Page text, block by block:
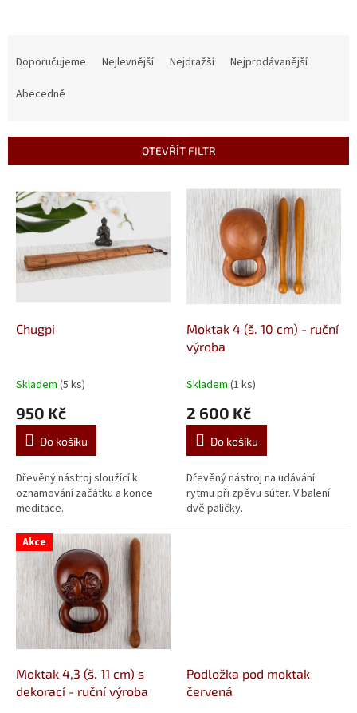
r
Doporučujeme Nejlevnější Nejdražší
Nejprodávanější
Abecedně
OTEVŘÍT FILTR
V
p
Chugpi
Skladem (5 ks)
950 Kč
Do košíku
Dřevěný nástroj sloužící k
oznamování začátku a konce
meditace.
Moktak 4 (š. 10 cm) - ruční
výroba
Skladem (1 ks)
2 600 Kč
Do košíku
Dřevěný nástroj na udávání
rytmu při zpěvu súter. V balení
dvě paličky.
Akce
Moktak 4,3 (š. 11 cm) s
dekorací - ruční výroba
Podložka pod moktak
červená